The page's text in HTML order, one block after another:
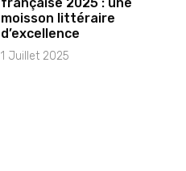
moisson littéraire
d’excellence
1 Juillet 2025